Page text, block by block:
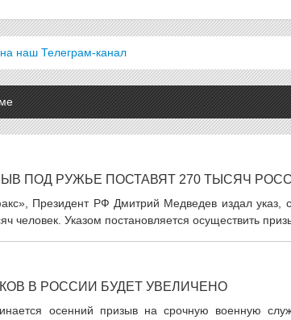
наш Телеграм-канал
ПОД РУЖЬЕ ПОСТАВЯТ 270 ТЫСЯЧ
Президент РФ Дмитрий Медведев издал указ,
человек. Указом постановляется осуществить
В РОССИИ БУДЕТ УВЕЛИЧЕНО
осенний призыв на срочную военную